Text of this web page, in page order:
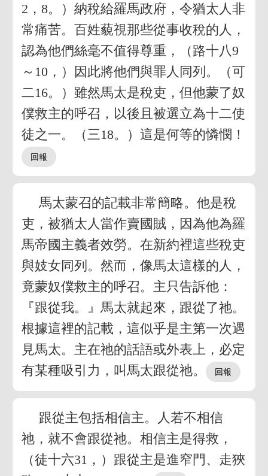
2，8。）納稅給羅馬政府，令猶太人非
常痛苦。百姓藐視那些從事收稅的人，
認為他們絲毫不值得尊重，（路十八9
～10，）因此將他們與罪人同列。（可
二16。）雖然馬太是稅吏，但他蒙了奴
僕救主的呼召，以後且被選立為十二使
徒之一。（三18。）這是何等的憐憫！
馬太蒙召的記載非常簡略。他是稅
吏，被猶太人當作賣國賊，因為他為羅
馬帝國主義者效勞。在新約裡這些稅吏
與妓女同列。然而，像馬太這樣的人，
竟蒙奴僕救主的呼召。主只告訴他：
『跟從我。』馬太就起來，跟從了祂。
根據這裡的記載，這似乎是主第一次遇
見馬太。主在祂的話語或外表上，必定
有某種吸引力，叫馬太跟從祂。
跟從主包括相信主。人若不相信
祂，就不會跟從祂。相信主是得救，
（徒十六31，）跟從主是進窄門、走狹